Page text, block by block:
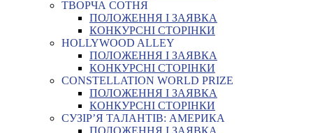
ТВОРЧА СОТНЯ
ПОЛОЖЕННЯ І ЗАЯВКА
КОНКУРСНІ СТОРІНКИ
HOLLYWOOD ALLEY
ПОЛОЖЕННЯ І ЗАЯВКА
КОНКУРСНІ СТОРІНКИ
CONSTELLATION WORLD PRIZE
ПОЛОЖЕННЯ І ЗАЯВКА
КОНКУРСНІ СТОРІНКИ
СУЗІР’Я ТАЛАНТІВ: АМЕРИКА
ПОЛОЖЕННЯ І ЗАЯВКА